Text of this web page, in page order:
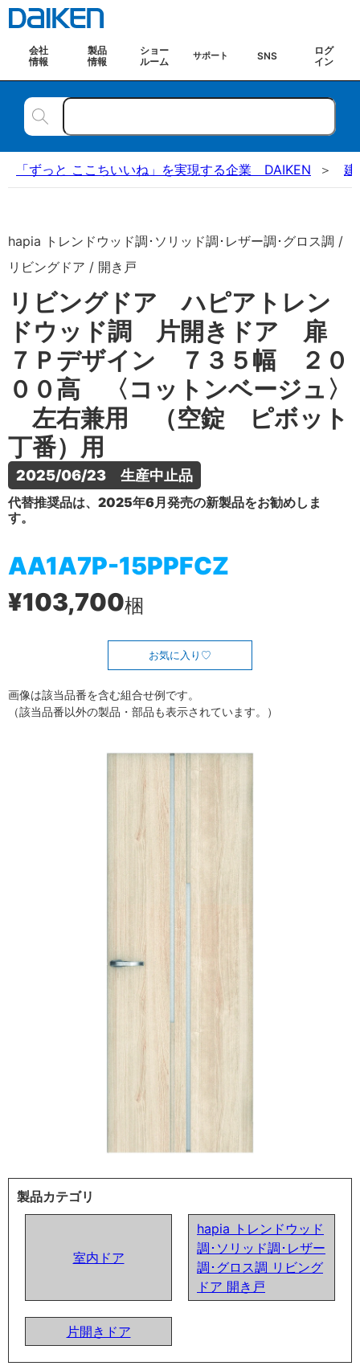
会社
情報
製品
情報
ショー
ルーム
サポート SNS
ログ
イン
「ずっと ここちいいね」を実現する企業 DAIKEN 建
hapia トレンドウッド調･ソリッド調･レザー調･グロス調 /
リビングドア / 開き戸
リビングドア ハピアトレン
ドウッド調 片開きドア 扉
７Ｐデザイン ７３５幅 ２０
００高 〈コットンベージュ〉
左右兼用 （空錠 ピボット
丁番）用
2025/06/23　生産中止品
代替推奨品は、2025年6月発売の新製品をお勧めしま
す。
AA1A7P-15PPFCZ
¥103,700梱
お気に入り
画像は該当品番を含む組合せ例です。
（該当品番以外の製品・部品も表示されています。）
製品カテゴリ
室内ドア
hapia トレンドウッド
調･ソリッド調･レザー
調･グロス調 リビング
ドア 開き戸
片開きドア